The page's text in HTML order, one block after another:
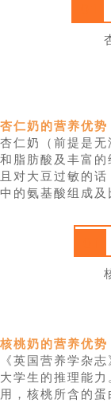
杏仁奶的营养优势
杏仁奶（前提是
和脂肪酸及丰富
且对大豆过敏的
中的氨基酸组成及
核桃奶的营养优势
《英国营养学杂
大学生的推理能
用，核桃所含的